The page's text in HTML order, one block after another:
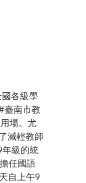
臺南市教
場。尤
減輕教師
級的統
任國語
自上午9